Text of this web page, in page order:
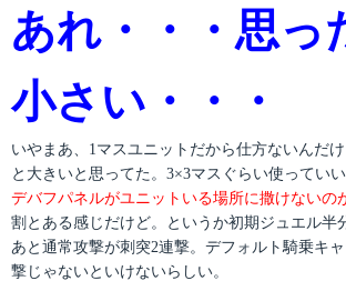
あれ・・・思っ
小さい・・・
いやまあ、1マスユニットだから仕方ないんだ
と大きいと思ってた。3×3マスぐらい使ってい
デバフパネルがユニットいる場所に撒けないの
割とある感じだけど。というか初期ジュエル半
あと通常攻撃が刺突2連撃。デフォルト騎乗キ
撃じゃないといけないらしい。